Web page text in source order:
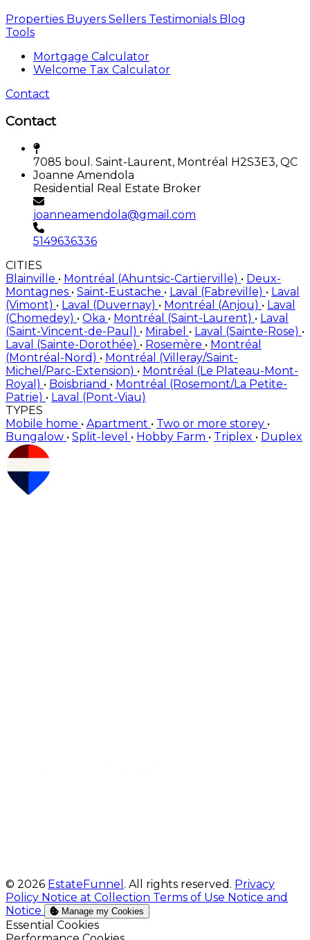
Properties Buyers Sellers Testimonials Blog
Tools
Mortgage Calculator
Welcome Tax Calculator
Contact
Contact
7085 boul. Saint-Laurent, Montréal H2S3E3, QC
Joanne Amendola
Residential Real Estate Broker
joanneamendola@gmail.com
5149636336
CITIES
Blainville • Montréal (Ahuntsic-Cartierville) • Deux-
Montagnes • Saint-Eustache • Laval (Fabreville) • Laval
(Vimont) • Laval (Duvernay) • Montréal (Anjou) • Laval
(Chomedey) • Oka • Montréal (Saint-Laurent) • Laval
(Saint-Vincent-de-Paul) • Mirabel • Laval (Sainte-Rose) •
Laval (Sainte-Dorothée) • Rosemère • Montréal
(Montréal-Nord) • Montréal (Villeray/Saint-
Michel/Parc-Extension) • Montréal (Le Plateau-Mont-
Royal) • Boisbriand • Montréal (Rosemont/La Petite-
Patrie) • Laval (Pont-Viau)
TYPES
Mobile home • Apartment • Two or more storey •
Bungalow • Split-level • Hobby Farm • Triplex • Duplex
© 2026 EstateFunnel . All rights reserved. Privacy
Policy Notice at Collection Terms of Use Notice and
Notice
Manage my Cookies
Enable
Essential Cookies